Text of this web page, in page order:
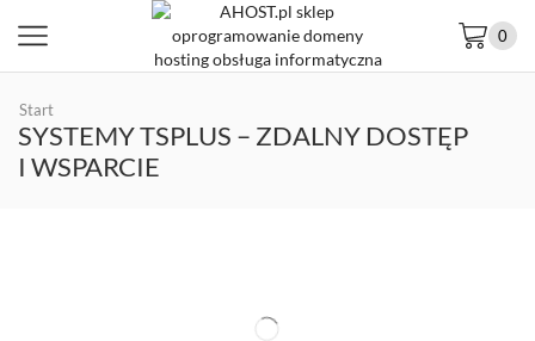
0
Start
SYSTEMY TSPLUS – ZDALNY DOSTĘP
I WSPARCIE